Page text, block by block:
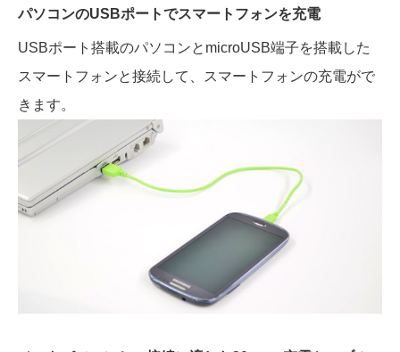
パソコンのUSBポートでスマートフォンを充電
USBポート搭載のパソコンとmicroUSB端子を搭載した
スマートフォンと接続して、スマートフォンの充電がで
きます。